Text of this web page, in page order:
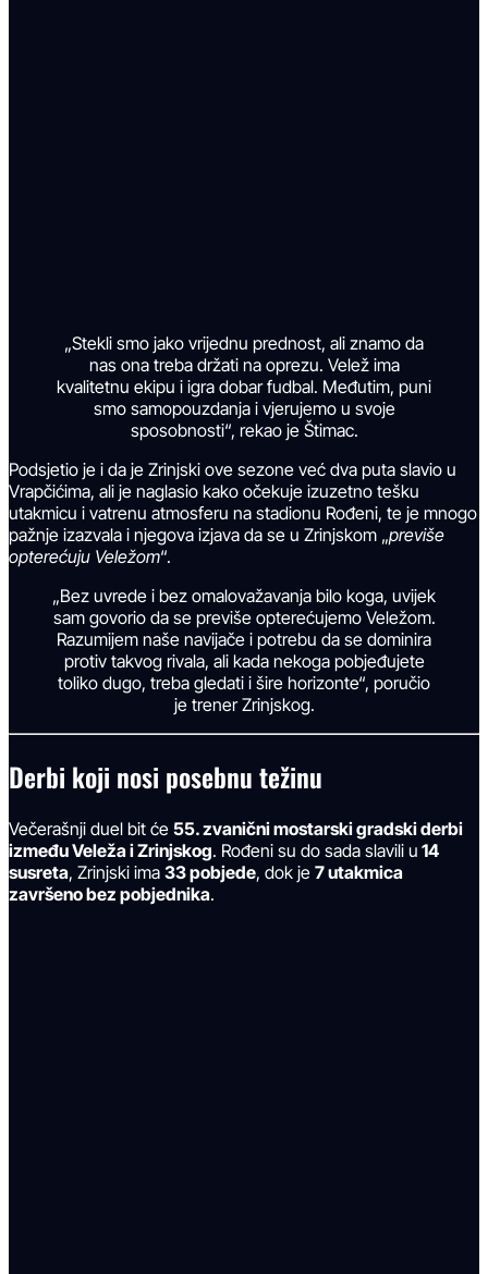
„Stekli smo jako vrijednu prednost, ali znamo da
nas ona treba držati na oprezu. Velež ima
kvalitetnu ekipu i igra dobar fudbal. Međutim, puni
smo samopouzdanja i vjerujemo u svoje
sposobnosti“, rekao je Štimac.
Podsjetio je i da je Zrinjski ove sezone već dva puta slavio u
Vrapčićima, ali je naglasio kako očekuje izuzetno tešku
utakmicu i vatrenu atmosferu na stadionu Rođeni, te je mnogo
pažnje izazvala i njegova izjava da se u Zrinjskom „previše
opterećuju Veležom“.
„Bez uvrede i bez omalovažavanja bilo koga, uvijek
sam govorio da se previše opterećujemo Veležom.
Razumijem naše navijače i potrebu da se dominira
protiv takvog rivala, ali kada nekoga pobjeđujete
toliko dugo, treba gledati i šire horizonte“, poručio
je trener Zrinjskog.
Derbi koji nosi posebnu težinu
Večerašnji duel bit će 55. zvanični mostarski gradski derbi
između Veleža i Zrinjskog. Rođeni su do sada slavili u 14
susreta, Zrinjski ima 33 pobjede, dok je 7 utakmica
završeno bez pobjednika.